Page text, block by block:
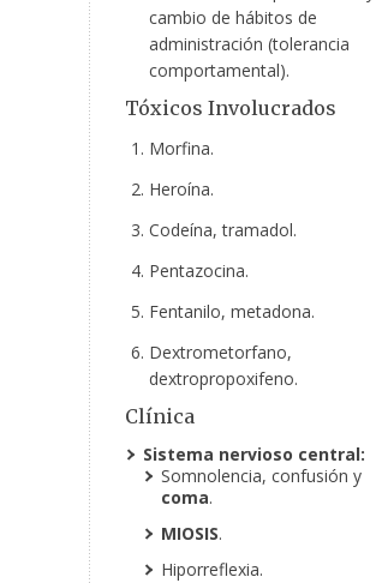
cambio de hábitos de
administración (tolerancia
comportamental).
Tóxicos Involucrados
Morfina.
Heroína.
Codeína, tramadol.
Pentazocina.
Fentanilo, metadona.
Dextrometorfano,
dextropropoxifeno.
Clínica
Sistema nervioso central:
Somnolencia, confusión y
coma.
MIOSIS.
Hiporreflexia.